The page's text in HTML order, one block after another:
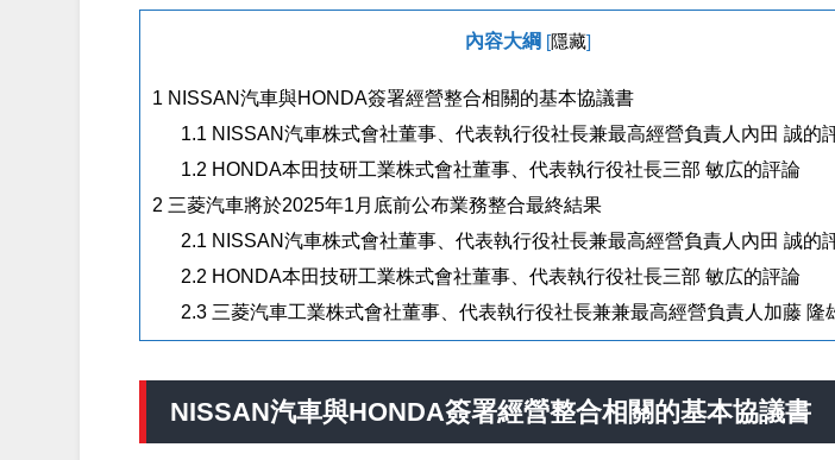
內容大綱 隱藏]
1 NISSAN汽車與HONDA簽署經營整合相關的基本協議書
1.1 NISSAN汽車株式會社董事、代表執行役社長兼最高經營負責人內田 誠的
1.2 HONDA本田技研工業株式會社董事、代表執行役社長三部 敏広的評論
2 三菱汽車將於2025年1月底前公布業務整合最終結果
2.1 NISSAN汽車株式會社董事、代表執行役社長兼最高經營負責人內田 誠的
2.2 HONDA本田技研工業株式會社董事、代表執行役社長三部 敏広的評論
2.3 三菱汽車工業株式會社董事、代表執行役社長兼兼最高經營負責人加藤 隆
NISSAN汽車與HONDA簽署經營整合相關的基本協議書